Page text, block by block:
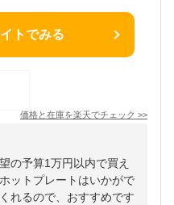
トでみる
価格と在庫を楽天でチェック >>
の予算1万円以内で買え
ットプレートはいかがで
れるので、おすすめです